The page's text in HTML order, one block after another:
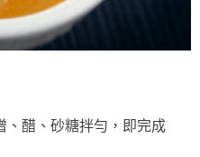
、醋、砂糖拌勻，即完成